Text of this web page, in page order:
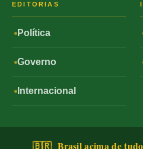
EDITORIAS
Política
Governo
Internacional
🇧🇷 Brasil acima de tudo,